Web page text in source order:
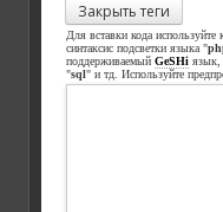
Закрыть теги
Для вставки кода используйте
синтаксис подсветки языка "
поддерживаемый GeSHi язык,
"sql" и тд. Используйте